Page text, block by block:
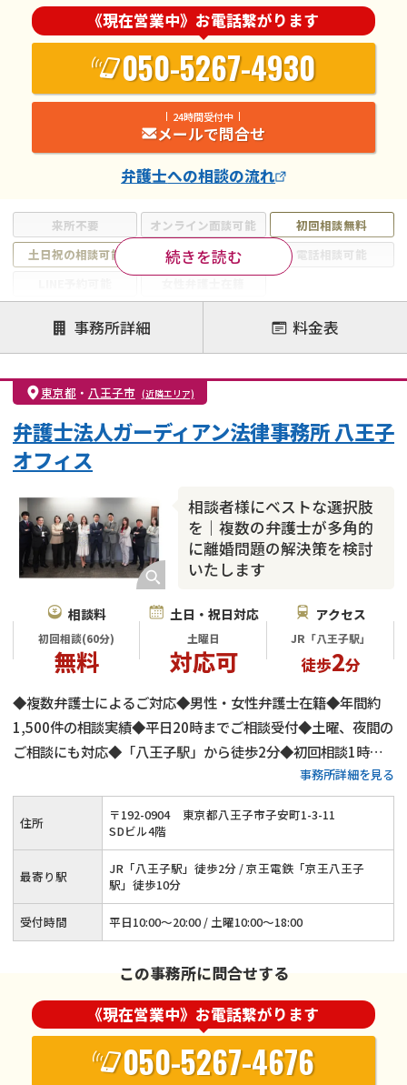
来所不要 オンライン面談可能
初回相談無料
土日祝の相談可能
19時以降電話可能
電話相談可能
注力案件
離婚前相談
離婚調停
離婚裁判
親権・面会交流権
DV
モラハラ
不貞・不倫慰謝料請求
国際離婚
財産分与
内縁の夫婦 熟年離婚
続きを読む
《現在営業中》お電話繋がります
050-5267-4930
24時間受付中
メールで問合せ
弁護士への相談の流れ
事務所詳細 料金表
東京都 ・ 八王子市 (近隣エリア)
相談者様にベストな選択肢
を｜複数の弁護士が多角的
に離婚問題の解決策を検討
いたします
弁護士法人ガーディアン法律事務所 八王子
オフィス
相談料
初回相談(60分)
無料
土日・祝日対応
土曜日
対応可
アクセス
JR「八王子駅」
徒歩2分
◆複数弁護士によるご対応◆男性・女性弁護士在籍◆年間約
1,500件の相談実績◆平日20時までご相談受付◆土曜、夜間の
ご相談にも対応◆「八王子駅」から徒歩2分◆初回相談1時間
無料◆弁護士費用の分割払いにもご対応◆養育費・財産分与・
慰謝料請求をサポート◆代理交渉も承ります
事務所詳細を見る
住所 〒192-0904
東京都八王子市子安町1-3-11
SDビル4階
最寄り駅
JR「八王子駅」徒歩2分 / 京王電鉄「京王八王子
駅」徒歩10分
受付時間 平日10:00～20:00 / 土曜10:00～18:00
この事務所に問合せする
《現在営業中》お電話繋がります
050-5267-4676